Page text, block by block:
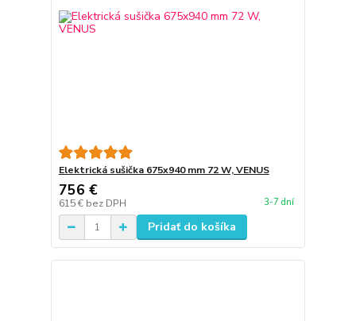
Elektrická sušička 675x940 mm 72 W, VENUS
756 €
615 € bez DPH 3-7 dní
Pridať do košíka